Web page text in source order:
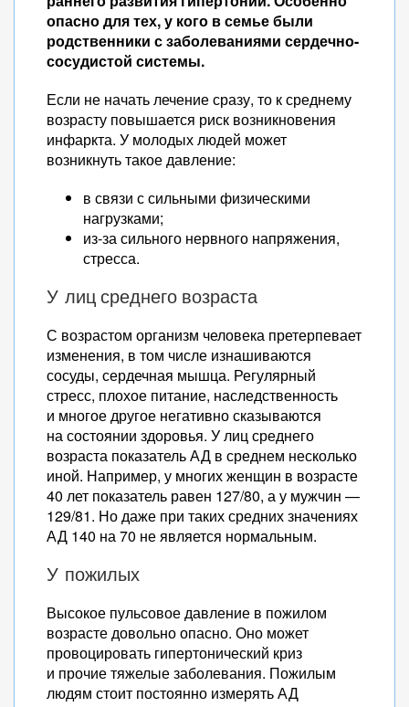
опасно для тех, у кого в семье были
родственники с заболеваниями сердечно-
сосудистой системы.
Если не начать лечение сразу, то к среднему
возрасту повышается риск возникновения
инфаркта. У молодых людей может
возникнуть такое давление:
в связи с сильными физическими
нагрузками;
из-за сильного нервного напряжения,
стресса.
У лиц среднего возраста
С возрастом организм человека претерпевает
изменения, в том числе изнашиваются
сосуды, сердечная мышца. Регулярный
стресс, плохое питание, наследственность
и многое другое негативно сказываются
на состоянии здоровья. У лиц среднего
возраста показатель АД в среднем несколько
иной. Например, у многих женщин в возрасте
40 лет показатель равен 127/80, а у мужчин —
129/81. Но даже при таких средних значениях
АД 140 на 70 не является нормальным.
У пожилых
Высокое пульсовое давление в пожилом
возрасте довольно опасно. Оно может
провоцировать гипертонический криз
и прочие тяжелые заболевания. Пожилым
людям стоит постоянно измерять АД